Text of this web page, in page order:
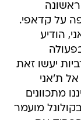
על קדאפי.
הודיע
יעשו זאת
ת'אני
מתכוונים
בקולונל מועמר